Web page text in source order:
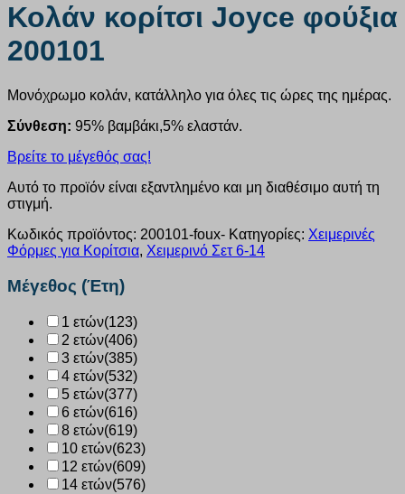
Κολάν κορίτσι Joyce φούξια
200101
Μονόχρωμο κολάν, κατάλληλο για όλες τις ώρες της ημέρας.
Σύνθεση: 95% βαμβάκι,5% ελαστάν.
Βρείτε το μέγεθός σας!
Αυτό το προϊόν είναι εξαντλημένο και μη διαθέσιμο αυτή τη
στιγμή.
Κωδικός προϊόντος: 200101-foux- Κατηγορίες: Χειμερινές
Φόρμες για Κορίτσια, Χειμερινό Σετ 6-14
Μέγεθος (Έτη)
1 ετών(123)
2 ετών(406)
3 ετών(385)
4 ετών(532)
5 ετών(377)
6 ετών(616)
8 ετών(619)
10 ετών(623)
12 ετών(609)
14 ετών(576)